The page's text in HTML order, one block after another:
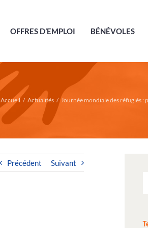
OFFRES D’EMPLOI BÉNÉVOLES
Accueil / Actualités / Journée mondiale des réfugiés :
Précédent Suivant